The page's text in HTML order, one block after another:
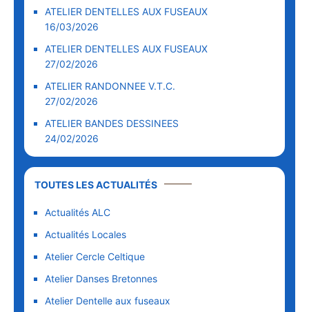
ATELIER DENTELLES AUX FUSEAUX
16/03/2026
ATELIER DENTELLES AUX FUSEAUX
27/02/2026
ATELIER RANDONNEE V.T.C.
27/02/2026
ATELIER BANDES DESSINEES
24/02/2026
TOUTES LES ACTUALITÉS
Actualités ALC
Actualités Locales
Atelier Cercle Celtique
Atelier Danses Bretonnes
Atelier Dentelle aux fuseaux